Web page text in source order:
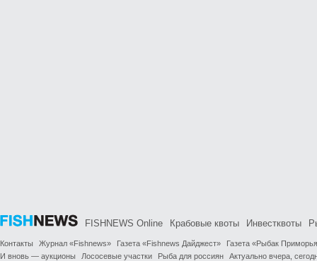
FISHNEWS Online Крабовые квоты Инвестквоты
Контакты Журнал «Fishnews» Газета «Fishnews Дайджест»
Газета «Рыбак
И вновь — аукционы
Лососевые участки Рыба для россиян Актуально вчера,